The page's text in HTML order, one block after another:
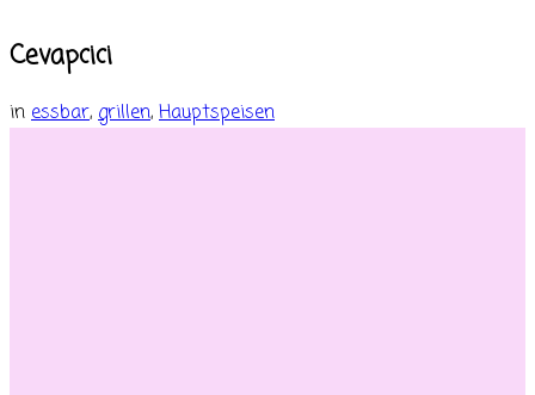
Cevapcici
in essbar, grillen, Hauptspeisen